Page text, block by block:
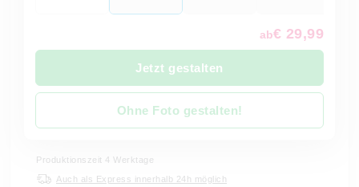
ab€ 29,99
Jetzt gestalten
Ohne Foto gestalten!
Produktionszeit 4 Werktage
Auch als Express innerhalb 24h möglich